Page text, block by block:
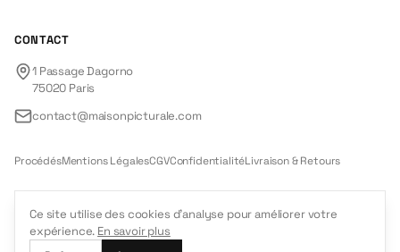
Ce site utilise des cookies d'analyse pour améliorer votre
expérience. En savoir plus
CONTACT
1 Passage Dagorno
75020 Paris
contact@maisonpicturale.com
ProcédésMentions LégalesCGVConfidentialitéLivraison & Retours